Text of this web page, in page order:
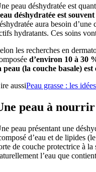
peau déshydratée est
déshydratée est
aura besoin d’une
hydratants. Ces soins
les recherches en
d’environ 10 à 30
peau (la couche basale) est
aussiPeau grasse : les
peau à
peau présentant une
d’eau et de lipides
de couche protectrice à la
l’eau que